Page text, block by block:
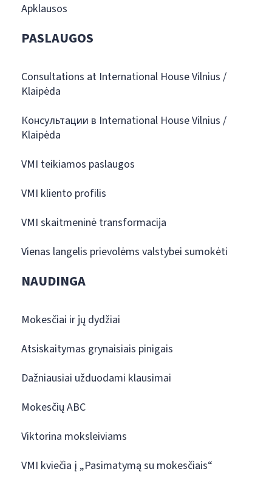
Apklausos
PASLAUGOS
Consultations at International House Vilnius /
Klaipėda
Консультации в International House Vilnius /
Klaipėda
VMI teikiamos paslaugos
VMI kliento profilis
VMI skaitmeninė transformacija
Vienas langelis prievolėms valstybei sumokėti
NAUDINGA
Mokesčiai ir jų dydžiai
Atsiskaitymas grynaisiais pinigais
Dažniausiai užduodami klausimai
Mokesčių ABC
Viktorina moksleiviams
VMI kviečia į „Pasimatymą su mokesčiais“